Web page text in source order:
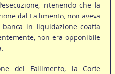
ritenendo che la
dal Fallimento, non aveva
in liquidazione coatta
non era opponibile
del Fallimento, la Corte